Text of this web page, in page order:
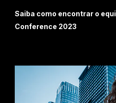
Saiba como encontrar o
Conference 2023